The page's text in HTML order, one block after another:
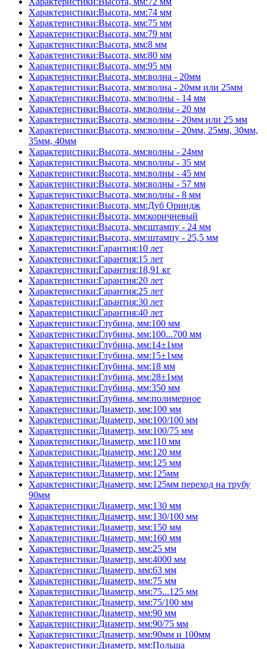
Характеристики:Высота, мм:74 мм
Характеристики:Высота, мм:75 мм
Характеристики:Высота, мм:79 мм
Характеристики:Высота, мм:8 мм
Характеристики:Высота, мм:80 мм
Характеристики:Высота, мм:95 мм
Характеристики:Высота, мм:волна - 20мм
Характеристики:Высота, мм:волна - 20мм или 25мм
Характеристики:Высота, мм:волны - 14 мм
Характеристики:Высота, мм:волны - 20 мм
Характеристики:Высота, мм:волны - 20мм или 25 мм
Характеристики:Высота, мм:волны - 20мм, 25мм, 30мм,
35мм, 40мм
Характеристики:Высота, мм:волны - 24мм
Характеристики:Высота, мм:волны - 35 мм
Характеристики:Высота, мм:волны - 45 мм
Характеристики:Высота, мм:волны - 57 мм
Характеристики:Высота, мм:волны - 8 мм
Характеристики:Высота, мм:Дуб Ориндж
Характеристики:Высота, мм:коричневый
Характеристики:Высота, мм:штампу - 24 мм
Характеристики:Высота, мм:штампу - 25,5 мм
Характеристики:Гарантия:10 лет
Характеристики:Гарантия:15 лет
Характеристики:Гарантия:18,91 кг
Характеристики:Гарантия:20 лет
Характеристики:Гарантия:25 лет
Характеристики:Гарантия:30 лет
Характеристики:Гарантия:40 лет
Характеристики:Глубина, мм:100 мм
Характеристики:Глубина, мм:100...700 мм
Характеристики:Глубина, мм:14±1мм
Характеристики:Глубина, мм:15±1мм
Характеристики:Глубина, мм:18 мм
Характеристики:Глубина, мм:28±1мм
Характеристики:Глубина, мм:350 мм
Характеристики:Глубина, мм:полимерное
Характеристики:Диаметр, мм:100 мм
Характеристики:Диаметр, мм:100/100 мм
Характеристики:Диаметр, мм:100/75 мм
Характеристики:Диаметр, мм:110 мм
Характеристики:Диаметр, мм:120 мм
Характеристики:Диаметр, мм:125 мм
Характеристики:Диаметр, мм:125мм
Характеристики:Диаметр, мм:125мм переход на трубу
90мм
Характеристики:Диаметр, мм:130 мм
Характеристики:Диаметр, мм:130/100 мм
Характеристики:Диаметр, мм:150 мм
Характеристики:Диаметр, мм:160 мм
Характеристики:Диаметр, мм:25 мм
Характеристики:Диаметр, мм:4000 мм
Характеристики:Диаметр, мм:63 мм
Характеристики:Диаметр, мм:75 мм
Характеристики:Диаметр, мм:75...125 мм
Характеристики:Диаметр, мм:75/100 мм
Характеристики:Диаметр, мм:90 мм
Характеристики:Диаметр, мм:90/75 мм
Характеристики:Диаметр, мм:90мм и 100мм
Характеристики:Диаметр, мм:Польша